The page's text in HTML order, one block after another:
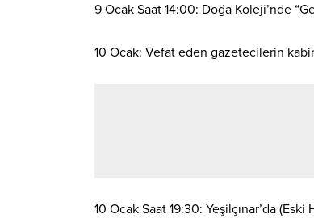
9 Ocak Saat 14:00: Doğa Koleji’nde
10 Ocak: Vefat eden gazetecilerin
10 Ocak Saat 19:30: Yeşilçınar’da